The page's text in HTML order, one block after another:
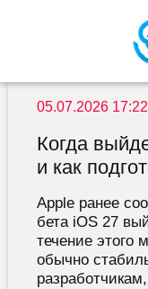
05.07.2026 17:22
Когда
и как
Apple ранее
бета iOS 27
течение этого
обычно